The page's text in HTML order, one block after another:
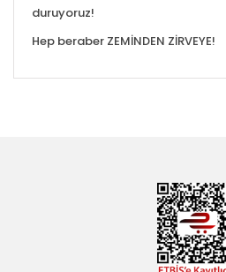
duruyoruz!
Hep beraber ZEMİNDEN ZİRVEYE!